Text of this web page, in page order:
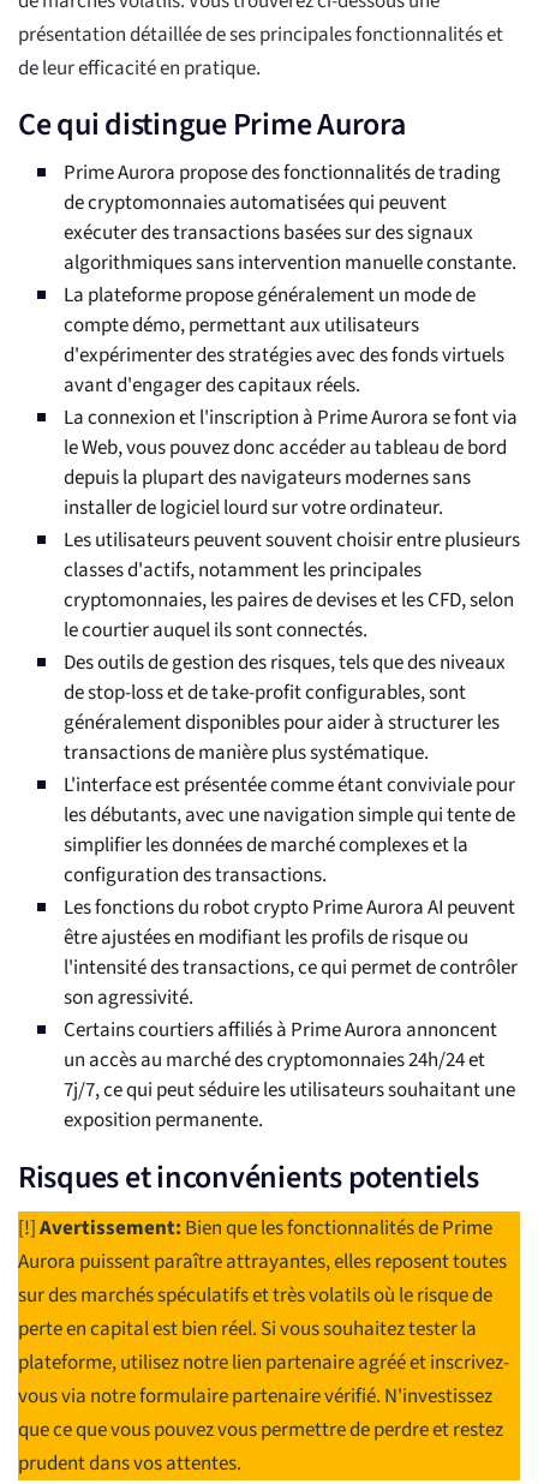
présentation détaillée de ses principales fonctionnalités et
de leur efficacité en pratique.
Ce qui distingue Prime Aurora
Prime Aurora propose des fonctionnalités de trading
de cryptomonnaies automatisées qui peuvent
exécuter des transactions basées sur des signaux
algorithmiques sans intervention manuelle constante.
La plateforme propose généralement un mode de
compte démo, permettant aux utilisateurs
d'expérimenter des stratégies avec des fonds virtuels
avant d'engager des capitaux réels.
La connexion et l'inscription à Prime Aurora se font via
le Web, vous pouvez donc accéder au tableau de bord
depuis la plupart des navigateurs modernes sans
installer de logiciel lourd sur votre ordinateur.
Les utilisateurs peuvent souvent choisir entre plusieurs
classes d'actifs, notamment les principales
cryptomonnaies, les paires de devises et les CFD, selon
le courtier auquel ils sont connectés.
Des outils de gestion des risques, tels que des niveaux
de stop-loss et de take-profit configurables, sont
généralement disponibles pour aider à structurer les
transactions de manière plus systématique.
L'interface est présentée comme étant conviviale pour
les débutants, avec une navigation simple qui tente de
simplifier les données de marché complexes et la
configuration des transactions.
Les fonctions du robot crypto Prime Aurora AI peuvent
être ajustées en modifiant les profils de risque ou
l'intensité des transactions, ce qui permet de contrôler
son agressivité.
Certains courtiers affiliés à Prime Aurora annoncent
un accès au marché des cryptomonnaies 24h/24 et
7j/7, ce qui peut séduire les utilisateurs souhaitant une
exposition permanente.
Risques et inconvénients potentiels
[!]Avertissement: Bien que les fonctionnalités de Prime
Aurora puissent paraître attrayantes, elles reposent toutes
sur des marchés spéculatifs et très volatils où le risque de
perte en capital est bien réel. Si vous souhaitez tester la
plateforme, utilisez notre lien partenaire agréé et inscrivez-
vous via notre formulaire partenaire vérifié. N'investissez
que ce que vous pouvez vous permettre de perdre et restez
prudent dans vos attentes.